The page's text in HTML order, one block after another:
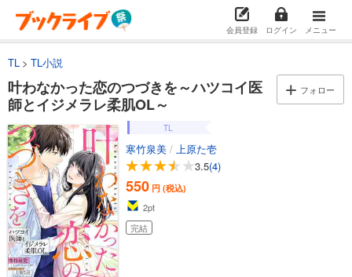
会員登録 ログイン メニュー
TL TL小説
叶わなかった恋のつづきを～ハツコイ医
師とイジメラレ柔肌OL～
フォロー
TL
寒竹泉美 / 上原た壱
3.5(4)
550 円 (税込)
2pt
完結